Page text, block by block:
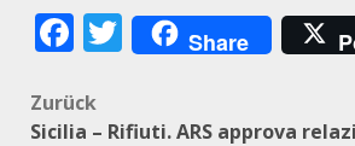
Facebook
Twitter
Share
Beitragsnavigation
Zurück
Sicilia – Rifiuti. ARS approva